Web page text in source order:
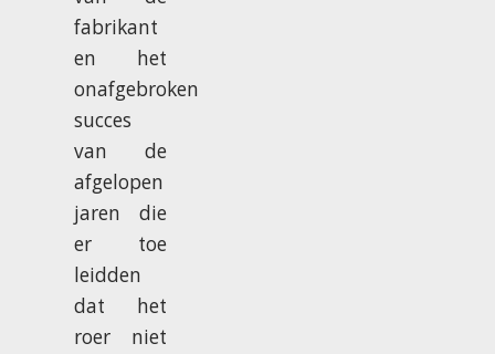
fabrikant
en het
onafgebroken
succes
van de
afgelopen
jaren die
er toe
leidden
dat het
roer niet